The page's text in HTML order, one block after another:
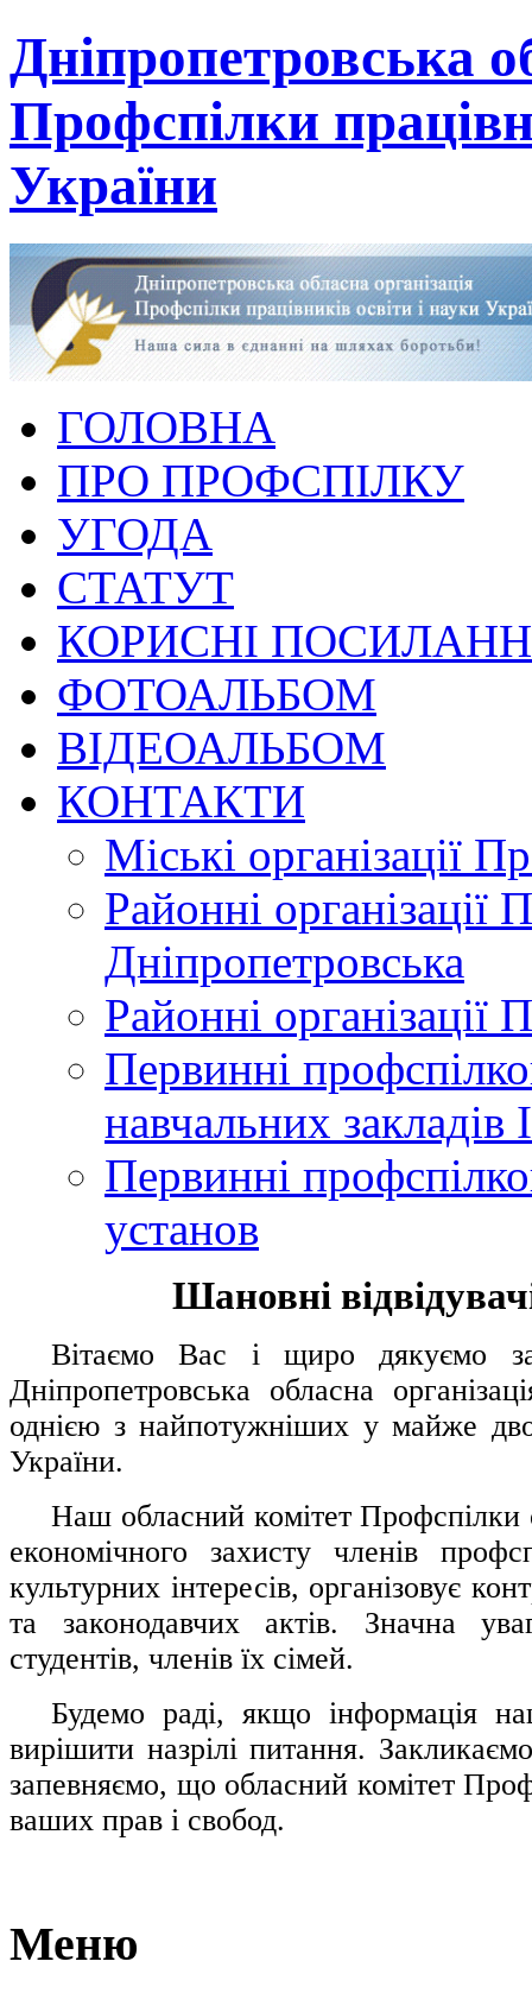
Дніпропетровська
Профспілки
України
ГОЛОВНА
ПРО ПРОФСПІЛКУ
УГОДА
СТАТУТ
КОРИСНІ
ФОТОАЛЬБОМ
ВІДЕОАЛЬБОМ
КОНТАКТИ
Міські організації
Районні організації
Дніпропетровська
Районні організації
Первинні
навчальних закладів
Первинні
установ
Шановні
Вітаємо Вас і щиро дякуємо за
Дніпропетровська обласна
однією з найпотужніших у майже
України.
Наш обласний комітет Профспілки
економічного захисту членів
культурних інтересів, організовує
та законодавчих актів. Значна
студентів, членів їх сімей.
Будемо раді, якщо інформація
вирішити назрілі питання.
запевняємо, що обласний комітет
ваших прав і свобод.
Меню